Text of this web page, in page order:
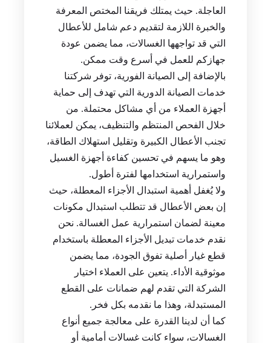
العاجلة. حيث يمتلك فريقنا المختص المعرفة
والخبرة اللازمة لتقديم دعم شامل للأعطال
التي قد تواجهها الغسالات، مما يضمن عودة
جهازكم للعمل في أسرع وقت ممكن.
بالإضافة إلى الصيانة الفورية، توفر شركتنا
خدمات الصيانة الدورية التي تهدف إلى حماية
أجهزة العملاء من أي مشاكل محتملة. من
خلال الفحص المنتظم والتنظيف، يمكن لعملائنا
تجنب الأعطال الكبيرة وتقليل استهلاك الطاقة،
وهو ما يسهم في تحسين كفاءة أجهزة الغسيل
واستمرارية استخدامها لفترة أطول.
ولا يُغفل أهمية استبدال الأجزاء المعطلة، حيث
إن بعض الأعطال قد تتطلب استبدال مكونات
معينة لضمان استمرارية عمل الغسالة. نحن
نقدم خدمات تبديل الأجزاء المعطلة باستخدام
قطع غيار أصلية تفوق الجودة، مما يضمن
موثوقية الأداء. يتعين على العملاء اختيار
الشركة التي تقدم لهم ضمانات على القطع
المستبدلة، وهذا ما نقدمه بكل فخر.
كما أن لدينا القدرة على معالجة جميع أنواع
الغسالات، سواء كانت غسالات أمامية أو